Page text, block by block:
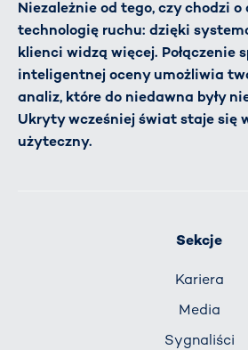
Niezależnie od tego, czy chodzi
technologię ruchu: dzięki
klienci widzą więcej. Połączenie
inteligentnej oceny umożliwia
analiz, które do niedawna były
Ukryty wcześniej świat staje się
użyteczny.
Sekcje
Kariera
Media
Sygnaliści